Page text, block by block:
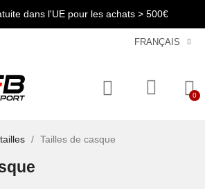
dans l'UE pour les achats > 500€
FRANÇAIS
Tailles de casque